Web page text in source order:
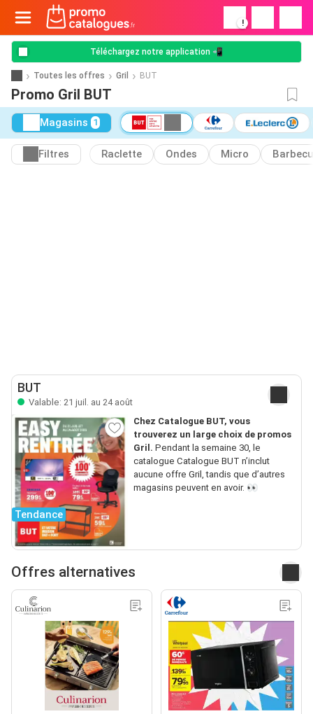
!
Téléchargez notre application 📲
Toutes les offres Gril BUT
Promo Gril BUT
Magasins 1
Filtres Raclette Ondes Micro
BUT
Valable: 21 juil. au 24 août
Tendance
Chez Catalogue BUT, vous
trouverez un large choix de promos
Gril. Pendant la semaine 30, le
catalogue Catalogue BUT n’inclut
aucune offre Gril, tandis que d’autres
magasins peuvent en avoir. 👀
Offres alternatives